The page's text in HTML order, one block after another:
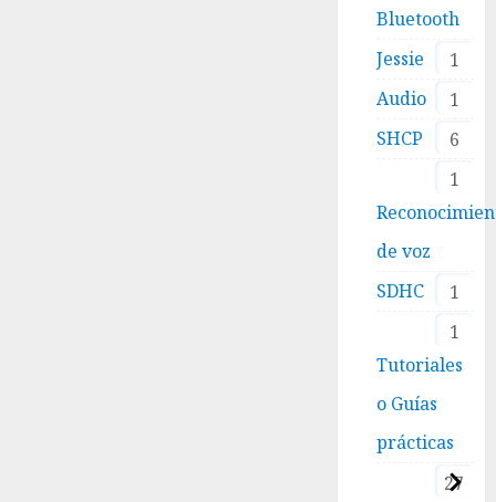
Bluetooth
1
Jessie
1
Audio
6
SHCP
1
de voz
1
SDHC
1
Tutoriales
o Guías
prácticas
27